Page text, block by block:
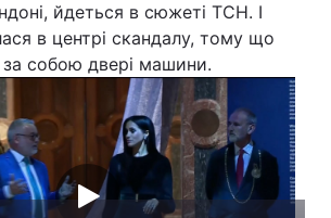
йдеться в сюжеті ТСН. І
в центрі скандалу, тому що
собою двері машини.